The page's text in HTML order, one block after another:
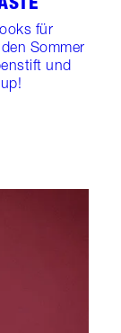
für
Sommer
und